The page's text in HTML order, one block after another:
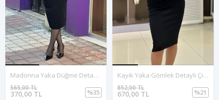
Madonna Yaka Düğme Detay Fitilli Doku Midi Boy Elbise-Siyah
370,00 TL
565,00 TL
%35
Kayık Yaka Gömlek Detaylı Çift Renkli Elbise-Siyah Beyaz
670,00 TL
852,00 TL
%21